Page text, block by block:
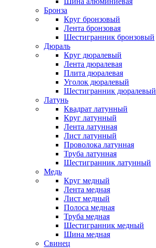
Бронза
Круг бронзовый
Лента бронзовая
Шестигранник бронзовый
Дюраль
Круг дюралевый
Лента дюралевая
Плита дюралевая
Уголок дюралевый
Шестигранник дюралевый
Латунь
Квадрат латунный
Круг латунный
Лента латунная
Лист латунный
Проволока латунная
Труба латунная
Шестигранник латунный
Медь
Круг медный
Лента медная
Лист медный
Полоса медная
Труба медная
Шестигранник медный
Шина медная
Свинец